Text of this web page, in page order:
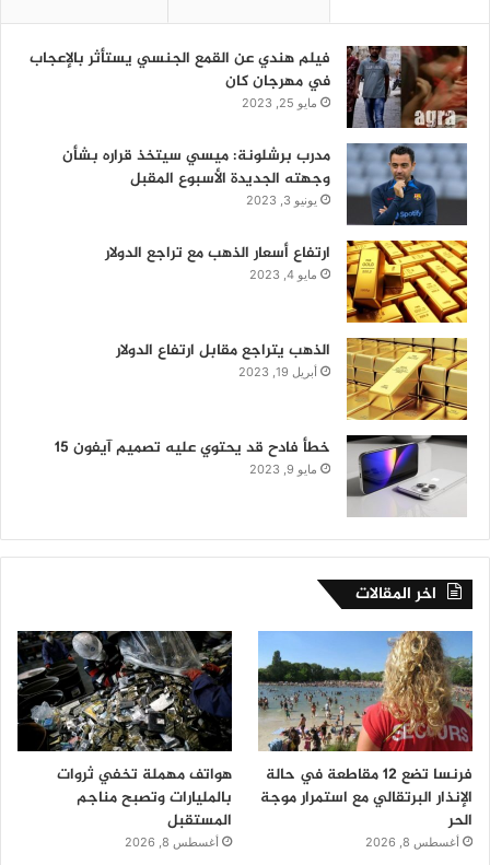
فيلم هندي عن القمع الجنسي يستأثر بالإعجاب
في مهرجان كان
مايو 25, 2023
مدرب برشلونة: ميسي سيتخذ قراره بشأن
وجهته الجديدة الأسبوع المقبل
يونيو 3, 2023
ارتفاع أسعار الذهب مع تراجع الدولار
مايو 4, 2023
الذهب يتراجع مقابل ارتفاع الدولار
أبريل 19, 2023
خطأ فادح قد يحتوي عليه تصميم آيفون 15
مايو 9, 2023
اخر المقالات
فرنسا تضع 12 مقاطعة في حالة
الإنذار البرتقالي مع استمرار موجة
الحر
أغسطس 8, 2026
هواتف مهملة تخفي ثروات
بالمليارات وتصبح مناجم
المستقبل
أغسطس 8, 2026